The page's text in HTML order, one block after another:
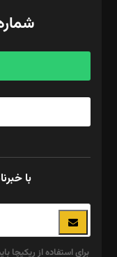
آگهی و مشترکین: ۰۹۱۹۹۹۹۰۴۵۴
شماره ۱۴۷ - مرداد
با